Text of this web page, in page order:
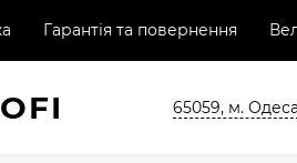
Гарантія та повернення
65059, м.